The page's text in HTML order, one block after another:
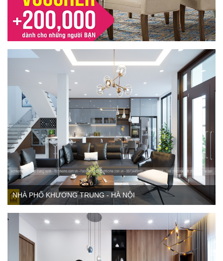
NHÀ PHỐ KHƯƠNG TRUNG - HÀ NỘI